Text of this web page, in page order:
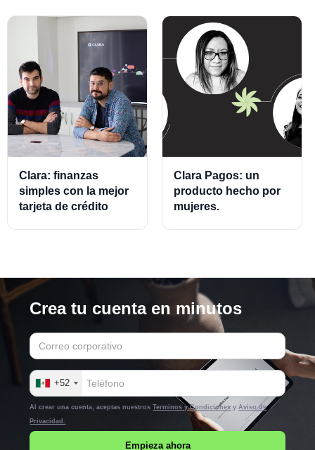
Clara: finanzas
simples con la mejor
tarjeta de crédito
Clara Pagos: un
producto hecho por
mujeres.
Crea tu cuenta en minutos
+52
Al crear una cuenta, aceptas nuestrosTerminos y CondicionesyAviso de
Privacidad.